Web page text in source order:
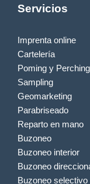
Servicios
Imprenta online
Cartelería
Poming y Perching
Sampling
Geomarketing
Parabriseado
Reparto en mano
Buzoneo
Buzoneo interior
Buzoneo
Buzoneo selectivo